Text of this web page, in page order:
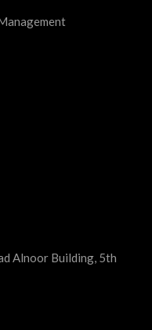
Alnoor Building, 5th